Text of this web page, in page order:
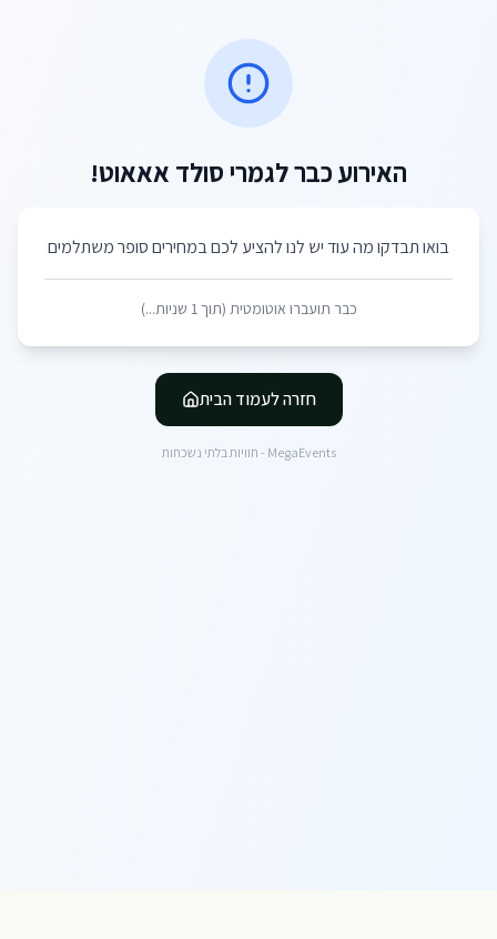
האירוע כבר לגמרי סולד אאאוט!
בואו תבדקו מה עוד יש לנו להציע לכם במחירים סופר משתלמים
כבר תועברו אוטומטית (תוך 1 שניות...)
חזרה לעמוד הבית
MegaEvents - חוויות בלתי נשכחות